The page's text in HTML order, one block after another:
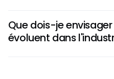
différents systèmes,
ProfitWell sans transferts
Que dois-je
évoluent dans